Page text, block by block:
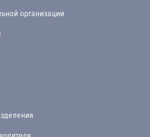
организации